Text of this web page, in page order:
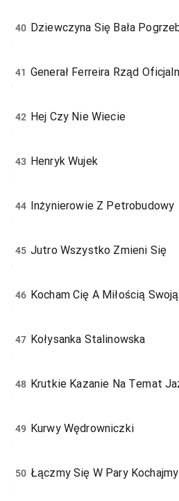
40 Dziewczyna Się Bała
41 Generał Ferreira Rząd
42 Hej Czy Nie Wiecie
43 Henryk Wujek
44 Inżynierowie Z Petrobudowy
45 Jutro Wszystko Zmieni Się
46 Kocham Cię A Miłością Swoją
47 Kołysanka Stalinowska
48 Krutkie Kazanie Na Temat
49 Kurwy Wędrowniczki
50 Łączmy Się W Pary